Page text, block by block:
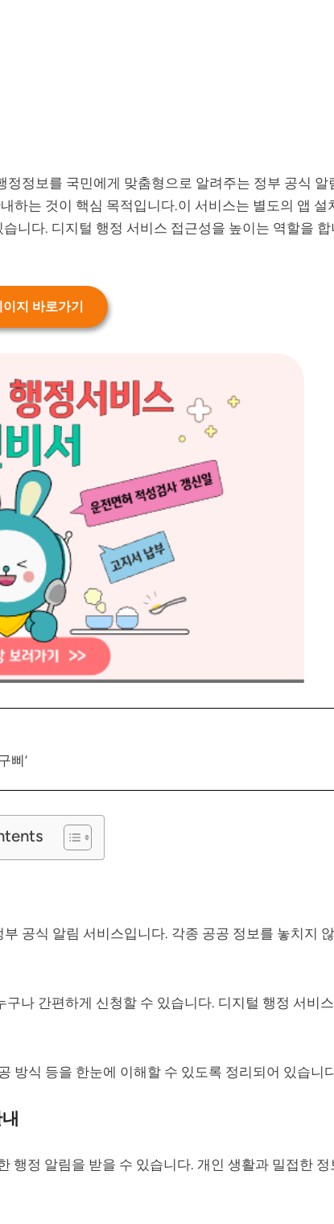
정보를 국민에게 맞춤형으로 알려주는 정부 공식 알
하는 것이 핵심 목적입니다.이 서비스는 별도의 앱 설
니다. 디지털 행정 서비스 접근성을 높이는 역할을 합
지 바로가기
삐’
공식 알림 서비스입니다. 각종 공공 정보를 놓치지 않
나 간편하게 신청할 수 있습니다. 디지털 행정 서비스
방식 등을 한눈에 이해할 수 있도록 정리되어 있습니
행정 알림을 받을 수 있습니다. 개인 생활과 밀접한 정